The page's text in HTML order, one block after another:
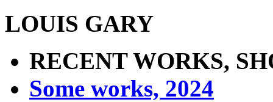
LOUIS GARY
RECENT WORKS,
Some works, 2024